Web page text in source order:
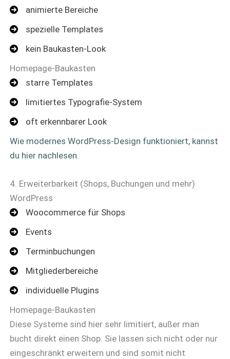
animierte Bereiche
spezielle Templates
kein Baukasten-Look
Homepage-Baukasten
starre Templates
limitiertes Typografie-System
oft erkennbarer Look
Wie modernes WordPress-Design funktioniert, kannst
du hier nachlesen.
4. Erweiterbarkeit (Shops, Buchungen und mehr)
WordPress
Woocommerce für Shops
Events
Terminbuchungen
Mitgliederbereiche
individuelle Plugins
Homepage-Baukasten
Diese Systeme sind hier sehr limitiert, außer man
bucht direkt einen Shop. Sie lassen sich nicht oder nur
eingeschränkt erweitern und sind somit nicht